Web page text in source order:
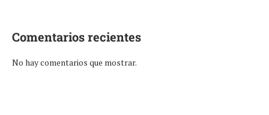
Comentarios recientes
No hay comentarios que mostrar.